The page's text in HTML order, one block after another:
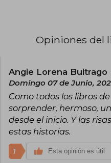
una novela,
dije.
Pídeme lo
erótico, fue
mejor novela
Pasión por la
Megan
Madrid, en
perro Drako y
Opiniones del
Angie Lorena Buitrago
Domingo 07 de Junio,
Como todos los libros
sorprender, hermoso,
desde el inicio. Y las
estas historias.
1 Esta opinión es útil